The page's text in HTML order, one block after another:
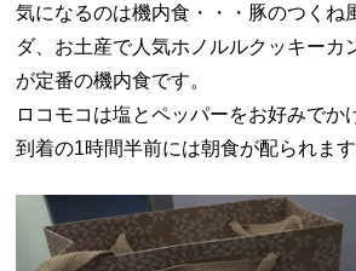
気になるのは機内食・・・豚のつくね
ダ、お土産で人気ホノルルクッキーカ
が定番の機内食です。
ロコモコは塩とペッパーをお好みでか
到着の1時間半前には朝食が配られます